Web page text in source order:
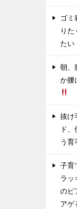
ゴ
り
たい
朝、
か腰
抜け
ド
う育
子育
ラッ
のピ
アゲ